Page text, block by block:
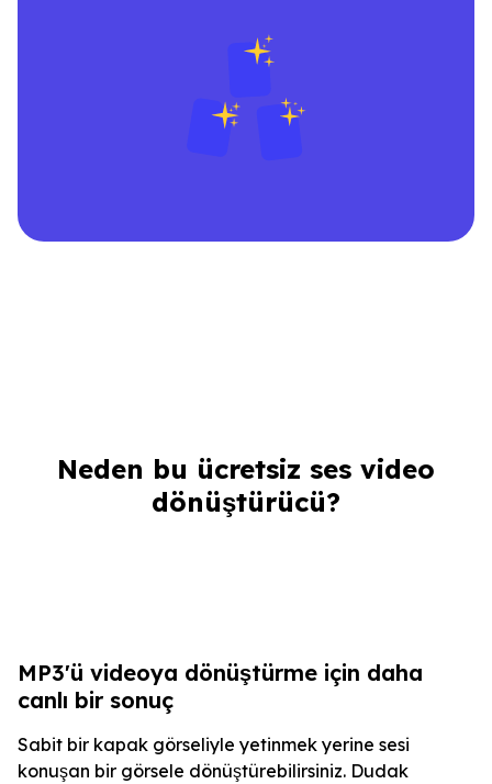
Neden bu ücretsiz ses video
dönüştürücü?
MP3'ü videoya dönüştürme için daha
canlı bir sonuç
Sabit bir kapak görseliyle yetinmek yerine sesi
konuşan bir görsele dönüştürebilirsiniz. Dudak